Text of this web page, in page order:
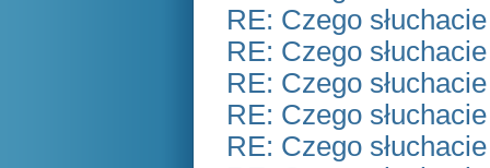
RE: Czego
RE: Czego
RE: Czego
RE: Czego
RE: Czego